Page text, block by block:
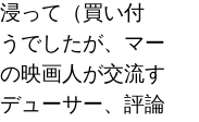
って（買い付
でしたが、マー
映画人が交流す
ューサー、評論